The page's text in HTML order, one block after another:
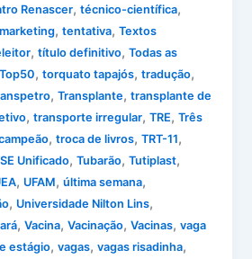
Renascer,técnico-científica,
,tentativa,Textos
,título definitivo,Todas as
Top50,torquato tapajós,tradução,
,Transplante,transplante de
,transporte irregular,TRE,Três
,troca de livros,TRT-11,
Unificado,Tubarão,Tutiplast,
, UFAM,última semana,
, Universidade Nilton Lins,
,Vacina,Vacinação,Vacinas,vaga
estágio,vagas,vagas risadinha,